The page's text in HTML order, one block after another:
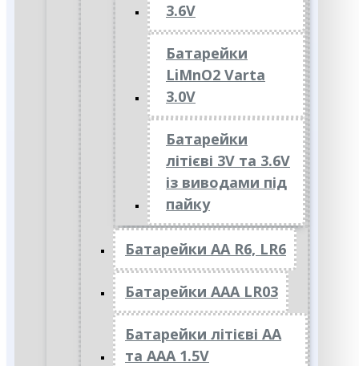
3.6V
Батарейки
LiMnO2 Varta
3.0V
Батарейки
літієві 3V та 3.6V
із виводами під
пайку
Батарейки АА R6, LR6
Батарейки АAА LR03
Батарейки літієві АА
та ААА 1.5V